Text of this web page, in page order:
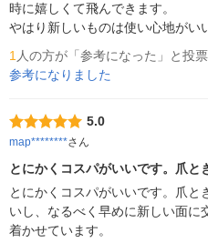
時に嬉しくて飛んできます。
やはり新しいものは使い心地がい
1 人の方が「参考になった」と投票
参考になりました
5.0
map********さん
とにかくコスパがいいです。爪
とにかくコスパがいいです。爪と
いし、なるべく早めに新しい面に
着かせています。